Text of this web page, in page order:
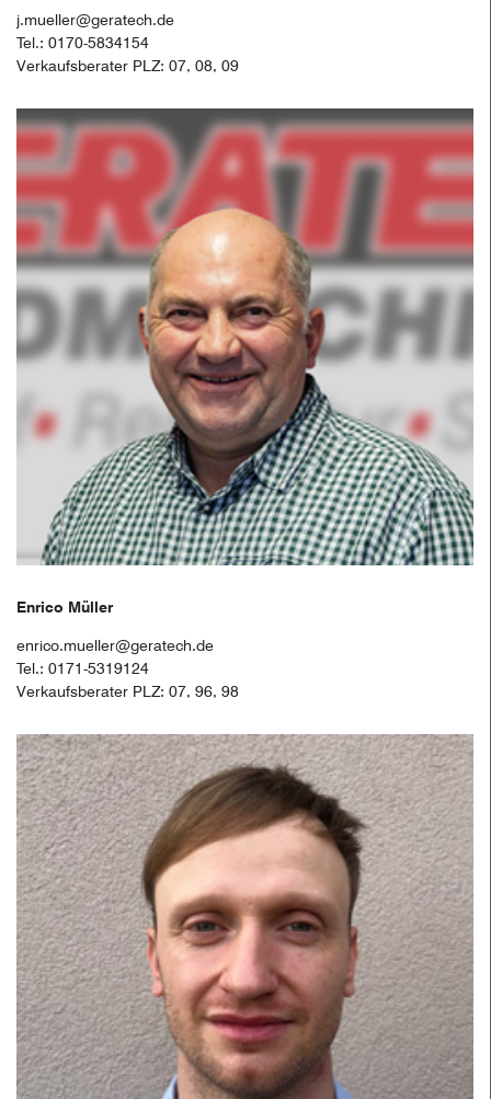
j.mueller@geratech.de
Tel.: 0170-5834154
Verkaufsberater PLZ: 07, 08, 09
Enrico Müller
enrico.mueller@geratech.de
Tel.: 0171-5319124
Verkaufsberater PLZ: 07, 96, 98